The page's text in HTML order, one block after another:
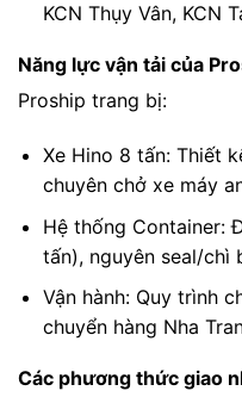
KCN Thụy Vân, KCN
Năng lực vận tải của
Proship trang bị:
Xe Hino 8 tấn: Thiết
chuyên chở xe máy
Hệ thống Container:
tấn), nguyên seal/chì
Vận hành: Quy trình
chuyển hàng Nha
Các phương thức giao